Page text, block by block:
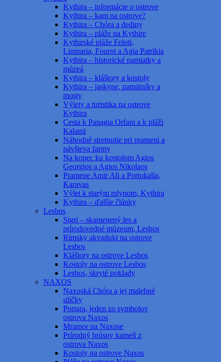
Kythira – informácie o ostrove
Kythira – kam na ostrove?
Kythira – Chóra a dediny
Kythira – pláže na Kythire
Kythirské pláže Feloti,
Limnaria, Fourni a Agia Patrikia
Kythira – historické pamiatky a
múzeá
Kythira – kláštory a kostoly
Kythira – jaskyne, pamätníky a
mosty
Výlety a turistika na ostrove
Kythira
Cesta k Panagia Orfani a k pláži
Kalami
Náhodné stretnutie pri prameni a
návšteva farmy
Na kopec ku kostolom Agios
Georgios a Agios Nikolaos
Pramene Amir Ali a Portokalia,
Karavas
Výlet k starým mlynom, Kythira
Kythira – ďalšie články
Lesbos
Sigri – skamenený les a
prírodovedné múzeum, Lesbos
Rímsky akvadukt na ostrove
Lesbos
Kláštory na ostrove Lesbos
Kostoly na ostrove Lesbos
Lesbos, skryté poklady
NAXOS
Naxoská Chóra a jej malebné
uličky
Portara, jeden zo symbolov
ostrova Naxos
Mramor na Naxose
Prírodný brúsny kameň z
ostrova Naxos
Kostoly na ostrove Naxos